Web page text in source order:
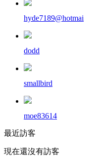
hyde7189@hotmai
dodd
smallbird
moe83614
最近訪客
現在還沒有訪客